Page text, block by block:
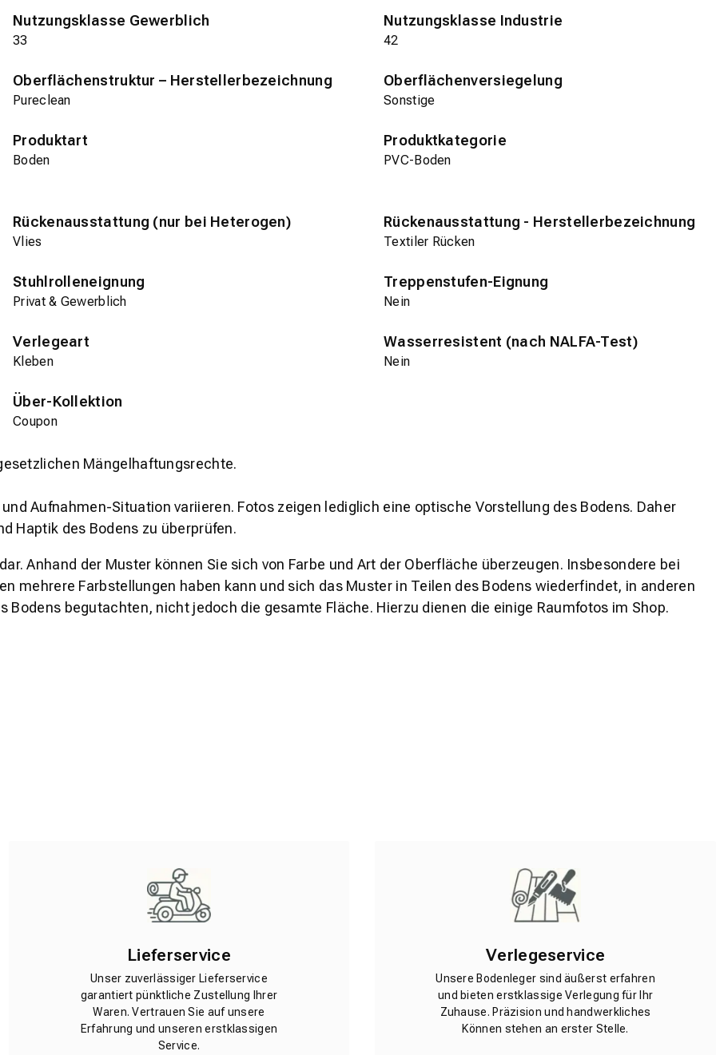
Nutzungsklasse Gewerblich
33
Nutzungsklasse Industrie
42
Oberflächenstruktur – Herstellerbezeichnung
Pureclean
Oberflächenversiegelung
Sonstige
Produktart
Boden
Produktkategorie
PVC-Boden
Rückenausstattung (nur bei Heterogen)
Vlies
Rückenausstattung - Herstellerbezeichnung
Textiler Rücken
Stuhlrolleneignung
Privat & Gewerblich
Treppenstufen-Eignung
Nein
Verlegeart
Kleben
Wasserresistent (nach NALFA-Test)
Nein
Über-Kollektion
Coupon
Mängelhaftungsrechte.
Aufnahmen-Situation variieren. Fotos zeigen lediglich eine optische Vorstellung des Bodens. Daher
Haptik des Bodens zu überprüfen.
Anhand der Muster können Sie sich von Farbe und Art der Oberfläche überzeugen. Insbesondere bei
mehrere Farbstellungen haben kann und sich das Muster in Teilen des Bodens wiederfindet, in anderen
begutachten, nicht jedoch die gesamte Fläche. Hierzu dienen die einige Raumfotos im Shop.
Lieferservice
Unser zuverlässiger Lieferservice
garantiert pünktliche Zustellung Ihrer
Waren. Vertrauen Sie auf unsere
Erfahrung und unseren erstklassigen
Service.
Verlegeservice
Unsere Bodenleger sind äußerst erfahren
und bieten erstklassige Verlegung für Ihr
Zuhause. Präzision und handwerkliches
Können stehen an erster Stelle.